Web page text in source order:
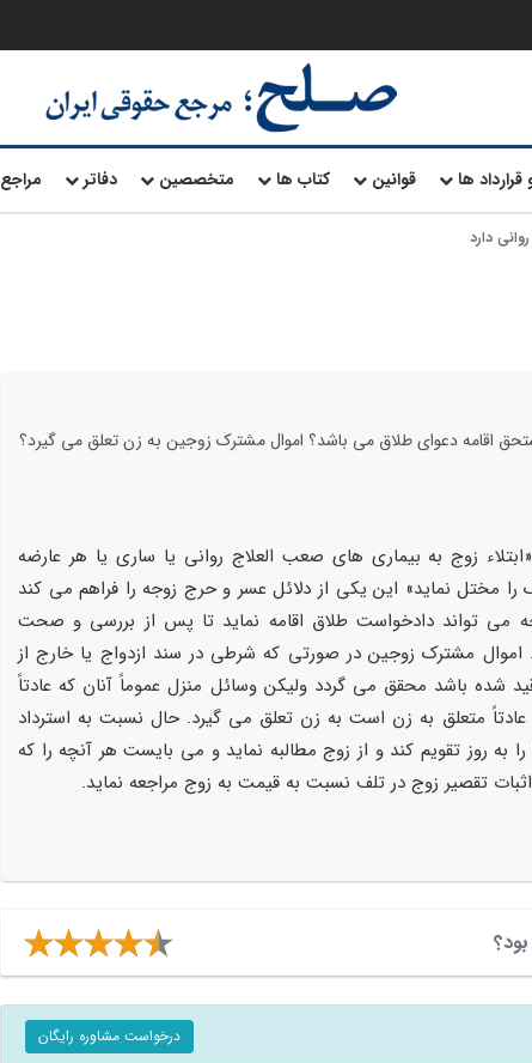
قرارداد ها قوانین کتاب ها متخصصین دفاتر مراجع
دارد
اقامه دعوای طلاق می باشد؟ اموال مشترک زوجین به زن تعلق می گیرد؟
قانون مدنی «ابتلاء زوج به بیماری های صعب العلاج روانی یا ساری یا هر عارضه
مختل نماید» این یکی از دلائل عسر و حرج زوجه را فراهم می کند
می تواند دادخواست طلاق اقامه نماید تا پس از بررسی و صحت
اموال مشترک زوجین در صورتی که شرطی در سند ازدواج یا خارج از
شده باشد محقق می گردد ولیکن وسائل منزل عموماً آنان که عادتاً
متعلق به زن است به زن تعلق می گیرد. حال نسبت به استرداد
به روز تقویم کند و از زوج مطالبه نماید و می بایست هر آنچه را که
تقصیر زوج در تلف نسبت به قیمت به زوج مراجعه نماید.
درخواست مشاوره رایگان